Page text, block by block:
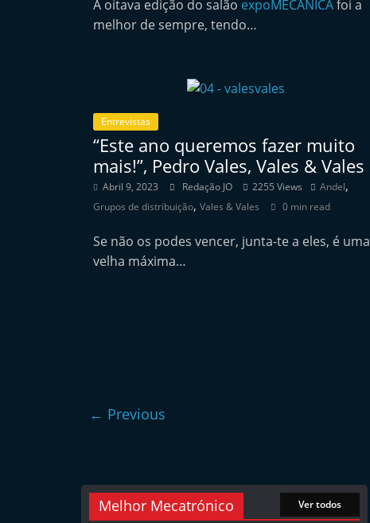
m
A oitava edição do salão expoMECÂNICAfoi a
melhor de sempre, tendo…
Entrevistas
“Este ano queremos fazer muito
mais!”, Pedro Vales, Vales & Vales
Abril 9, 2023 Redação JO 2255 Views Andel,
Grupos de distribuição, Vales & Vales 0 min read
Se não os podes vencer, junta-te a eles, é uma
velha máxima…
← Previous
Melhor Mecatrónico Ver todos